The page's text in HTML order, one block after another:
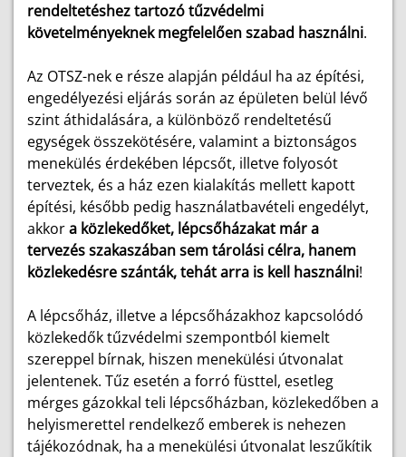
rendeltetéshez tartozó tűzvédelmi
követelményeknek megfelelően szabad használni.
Az OTSZ-nek e része alapján például ha az építési,
engedélyezési eljárás során az épületen belül lévő
szint áthidalására, a különböző rendeltetésű
egységek összekötésére, valamint a biztonságos
menekülés érdekében lépcsőt, illetve folyosót
terveztek, és a ház ezen kialakítás mellett kapott
építési, később pedig használatbavételi engedélyt,
akkora közlekedőket, lépcsőházakat már a
tervezés szakaszában sem tárolási célra, hanem
közlekedésre szánták, tehát arra is kell használni!
A lépcsőház, illetve a lépcsőházakhoz kapcsolódó
közlekedők tűzvédelmi szempontból kiemelt
szereppel bírnak, hiszen menekülési útvonalat
jelentenek. Tűz esetén a forró füsttel, esetleg
mérges gázokkal teli lépcsőházban, közlekedőben a
helyismerettel rendelkező emberek is nehezen
tájékozódnak, ha a menekülési útvonalat leszűkítik